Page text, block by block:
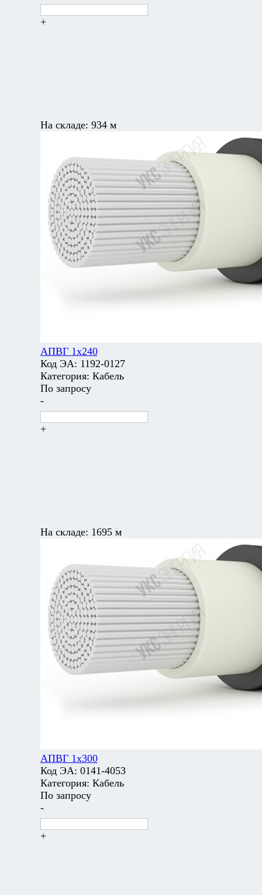
+
На складе: 934 м
АПВГ 1х240
Код ЭА: 1192-0127
Категория: Кабель
По запросу
-
+
На складе: 1695 м
АПВГ 1х300
Код ЭА: 0141-4053
Категория: Кабель
По запросу
-
+